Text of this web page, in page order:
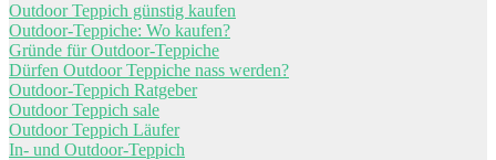
Outdoor Teppich günstig kaufen
Outdoor-Teppiche: Wo kaufen?
Gründe für Outdoor-Teppiche
Dürfen Outdoor Teppiche nass werden?
Outdoor-Teppich Ratgeber
Outdoor Teppich sale
Outdoor Teppich Läufer
In- und Outdoor-Teppich